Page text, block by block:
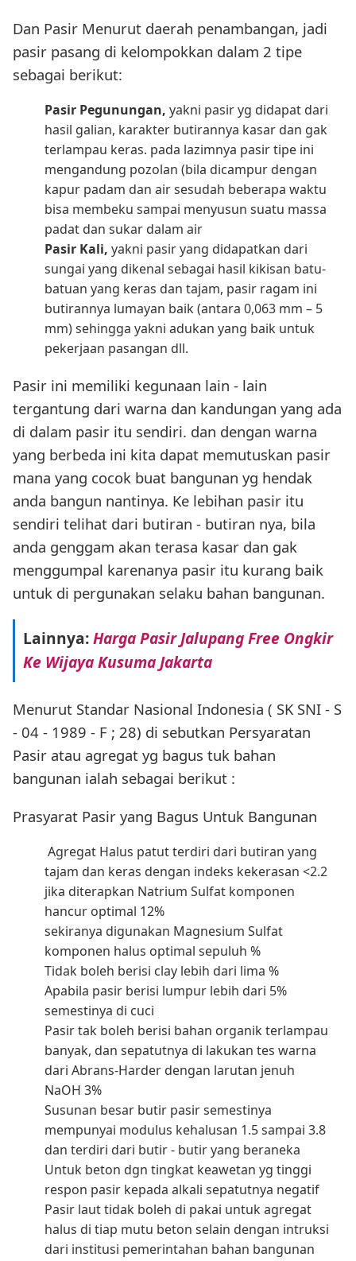
Dan Pasir Menurut daerah penambangan, jadi
pasir pasang di kelompokkan dalam 2 tipe
sebagai berikut:
Pasir Pegunungan, yakni pasir yg didapat dari
hasil galian, karakter butirannya kasar dan gak
terlampau keras. pada lazimnya pasir tipe ini
mengandung pozolan (bila dicampur dengan
kapur padam dan air sesudah beberapa waktu
bisa membeku sampai menyusun suatu massa
padat dan sukar dalam air
Pasir Kali, yakni pasir yang didapatkan dari
sungai yang dikenal sebagai hasil kikisan batu-
batuan yang keras dan tajam, pasir ragam ini
butirannya lumayan baik (antara 0,063 mm – 5
mm) sehingga yakni adukan yang baik untuk
pekerjaan pasangan dll.
Pasir ini memiliki kegunaan lain - lain
tergantung dari warna dan kandungan yang ada
di dalam pasir itu sendiri. dan dengan warna
yang berbeda ini kita dapat memutuskan pasir
mana yang cocok buat bangunan yg hendak
anda bangun nantinya. Ke lebihan pasir itu
sendiri telihat dari butiran - butiran nya, bila
anda genggam akan terasa kasar dan gak
menggumpal karenanya pasir itu kurang baik
untuk di pergunakan selaku bahan bangunan.
Lainnya:Harga Pasir Jalupang Free Ongkir
Ke Wijaya Kusuma Jakarta
Menurut Standar Nasional Indonesia ( SK SNI - S
- 04 - 1989 - F ; 28) di sebutkan Persyaratan
Pasir atau agregat yg bagus tuk bahan
bangunan ialah sebagai berikut :
Prasyarat Pasir yang Bagus Untuk Bangunan
Agregat Halus patut terdiri dari butiran yang
tajam dan keras dengan indeks kekerasan <2.2
jika diterapkan Natrium Sulfat komponen
hancur optimal 12%
sekiranya digunakan Magnesium Sulfat
komponen halus optimal sepuluh %
Tidak boleh berisi clay lebih dari lima %
Apabila pasir berisi lumpur lebih dari 5%
semestinya di cuci
Pasir tak boleh berisi bahan organik terlampau
banyak, dan sepatutnya di lakukan tes warna
dari Abrans-Harder dengan larutan jenuh
NaOH 3%
Susunan besar butir pasir semestinya
mempunyai modulus kehalusan 1.5 sampai 3.8
dan terdiri dari butir - butir yang beraneka
Untuk beton dgn tingkat keawetan yg tinggi
respon pasir kepada alkali sepatutnya negatif
Pasir laut tidak boleh di pakai untuk agregat
halus di tiap mutu beton selain dengan intruksi
dari institusi pemerintahan bahan bangunan